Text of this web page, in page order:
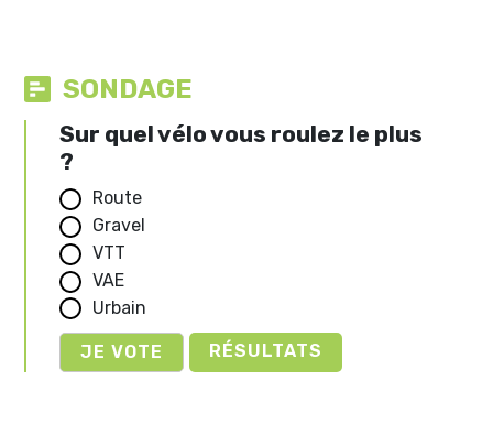
SONDAGE
Sur quel vélo vous roulez le plus
?
Route
Gravel
VTT
VAE
Urbain
RÉSULTATS